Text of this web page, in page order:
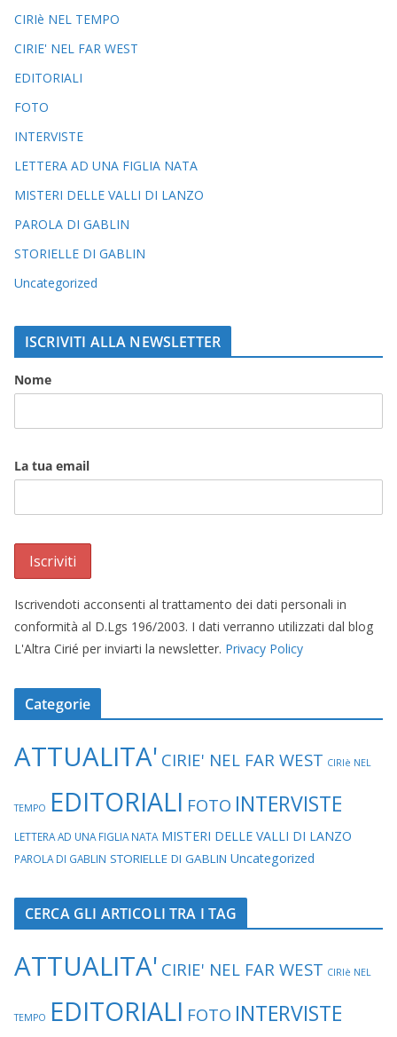
CIRIè NEL TEMPO
CIRIE' NEL FAR WEST
EDITORIALI
FOTO
INTERVISTE
LETTERA AD UNA FIGLIA NATA
MISTERI DELLE VALLI DI LANZO
PAROLA DI GABLIN
STORIELLE DI GABLIN
Uncategorized
ISCRIVITI ALLA NEWSLETTER
Nome
La tua email
Iscrivendoti acconsenti al trattamento dei dati personali in
conformità al D.Lgs 196/2003. I dati verranno utilizzati dal blog
L'Altra Cirié per inviarti la newsletter. Privacy Policy
Categorie
ATTUALITA' CIRIE' NEL FAR WEST CIRIè NEL
TEMPO EDITORIALI FOTO INTERVISTE
LETTERA AD UNA FIGLIA NATA MISTERI DELLE VALLI DI LANZO
PAROLA DI GABLIN STORIELLE DI GABLIN Uncategorized
CERCA GLI ARTICOLI TRA I TAG
ATTUALITA' CIRIE' NEL FAR WEST CIRIè NEL
TEMPO EDITORIALI FOTO INTERVISTE